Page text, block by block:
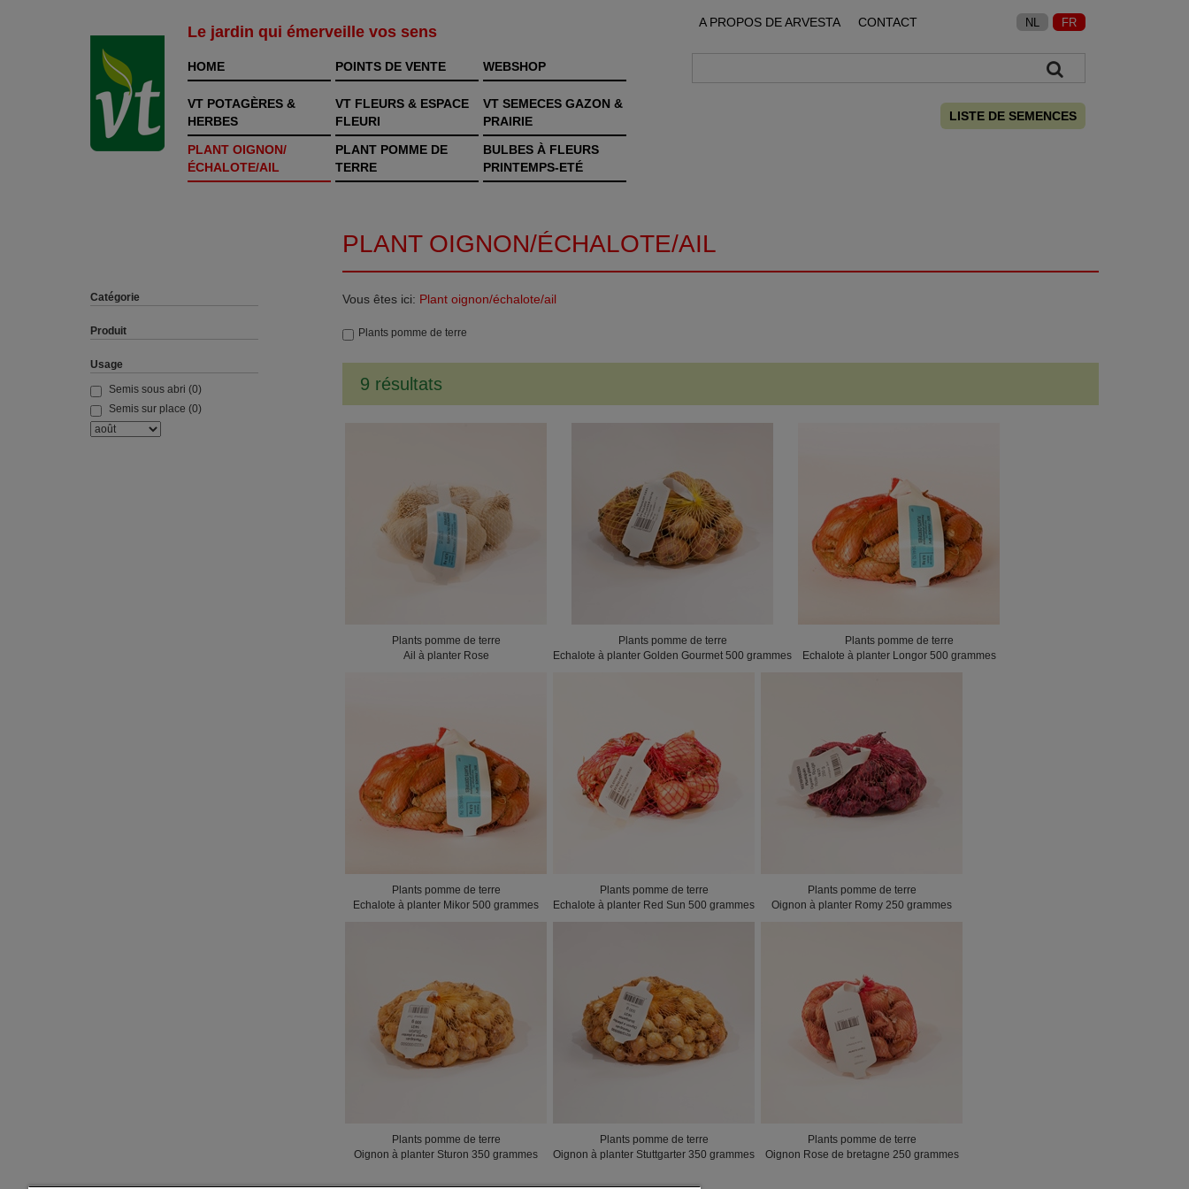
Le jardin qui émerveille vos sens
A PROPOS DE ARVESTA CONTACT NL FR
HOME POINTS DE VENTE WEBSHOP
VT POTAGÈRES &
HERBES
VT FLEURS & ESPACE
FLEURI
VT SEMECES GAZON &
PRAIRIE
PLANT OIGNON/
ÉCHALOTE/AIL
PLANT POMME DE
TERRE
BULBES À FLEURS
PRINTEMPS-ETÉ
LISTE DE SEMENCES
PLANT OIGNON/ÉCHALOTE/AIL
Catégorie
Produit
Usage
Semis sous abri (0)
Semis sur place (0)
Vous êtes ici: Plant oignon/échalote/ail
Plants pomme de terre
9 résultats
Plants pomme de terre
Ail à planter Rose
Plants pomme de terre
Echalote à planter Golden Gourmet 500 grammes
Plants pomme de terre
Echalote à planter Longor 500 grammes
Plants pomme de terre
Echalote à planter Mikor 500 grammes
Plants pomme de terre
Echalote à planter Red Sun 500 grammes
Plants pomme de terre
Oignon à planter Romy 250 grammes
Plants pomme de terre
Oignon à planter Sturon 350 grammes
Plants pomme de terre
Oignon à planter Stuttgarter 350 grammes
Plants pomme de terre
Oignon Rose de bretagne 250 grammes